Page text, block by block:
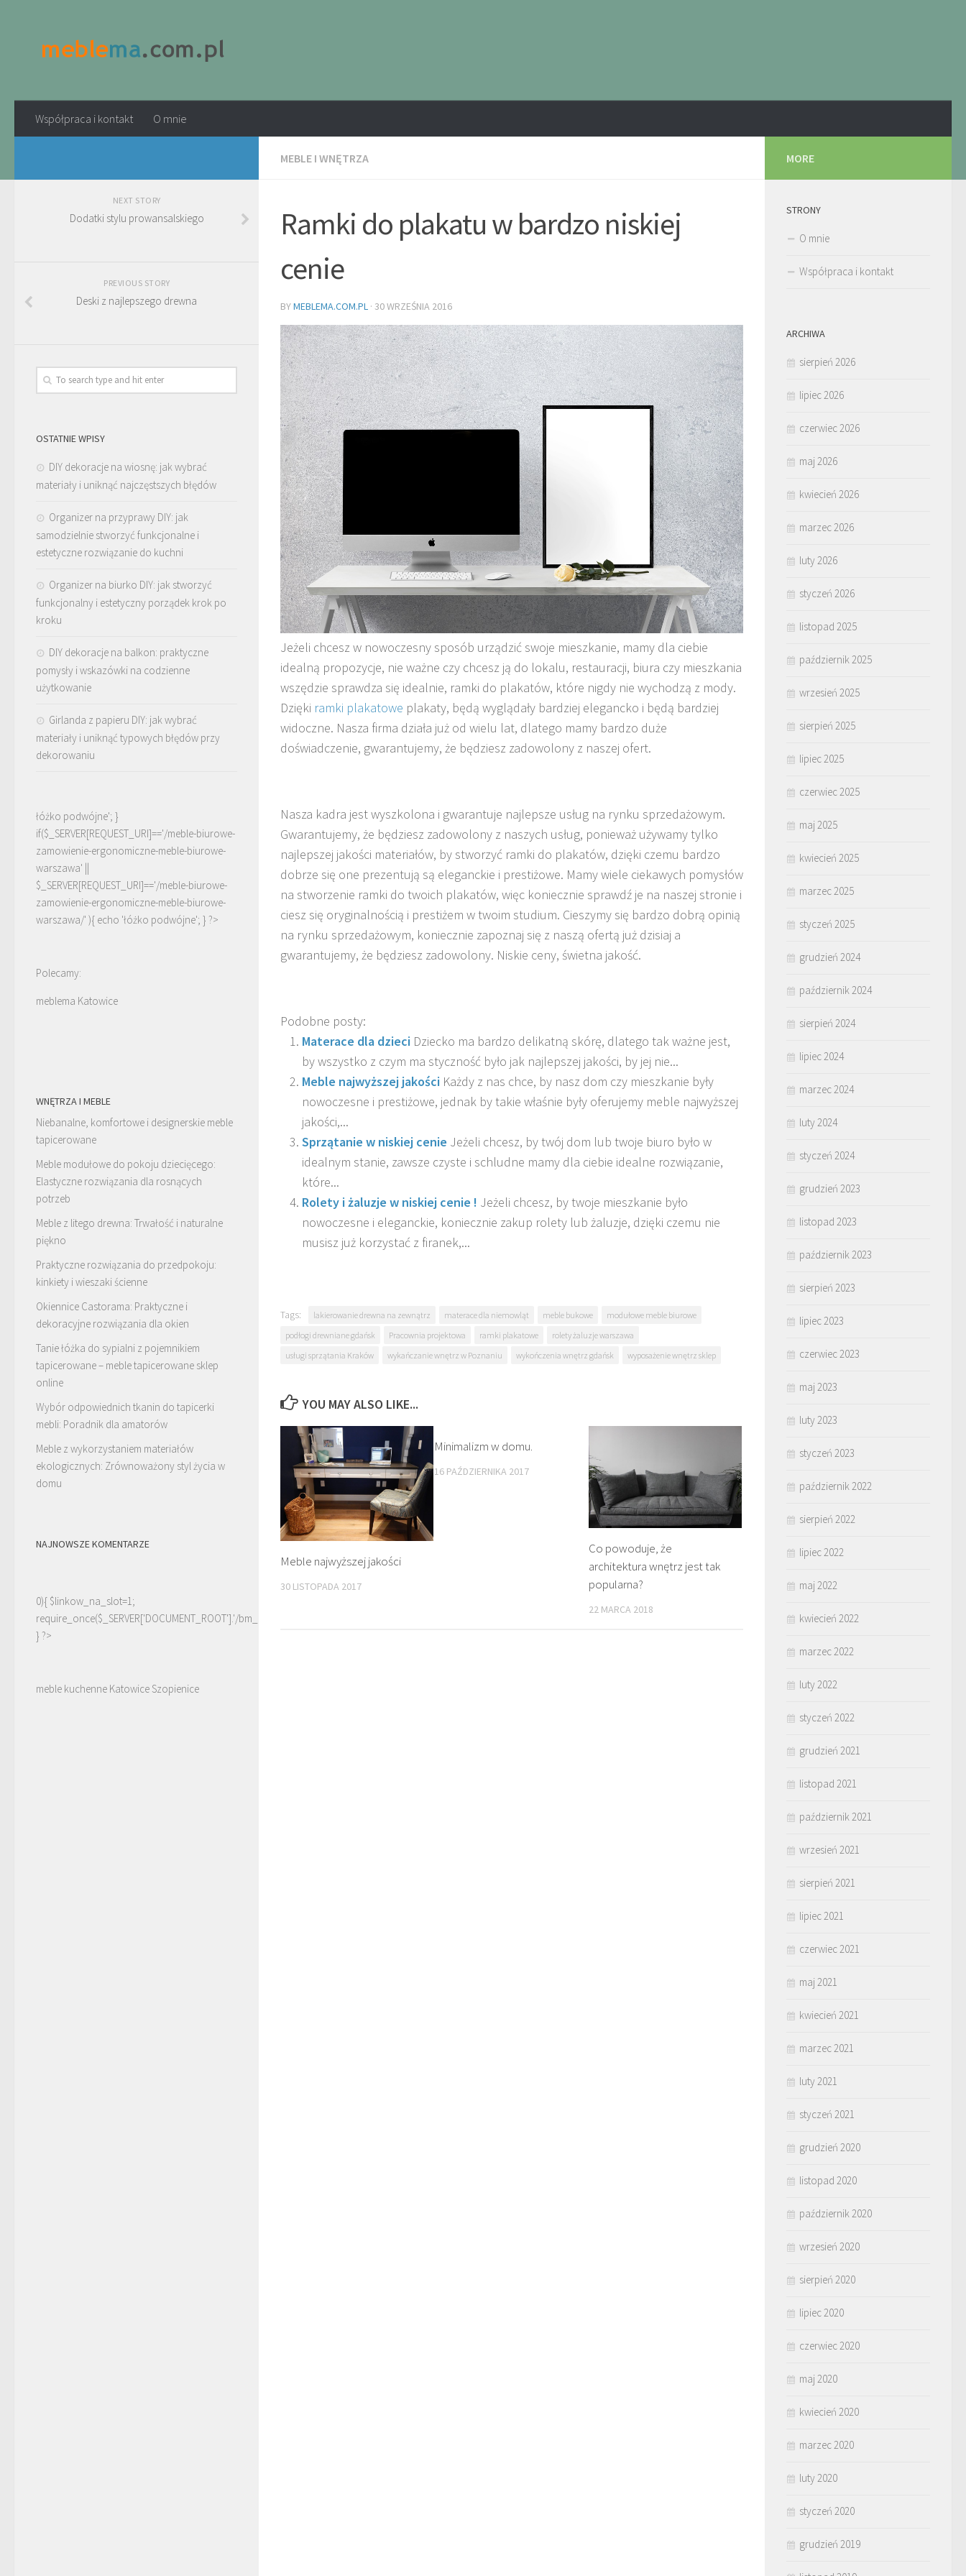
Współpraca i kontakt O mnie
MEBLE I WNĘTRZA
Ramki do plakatu w bardzo niskiej
cenie
BYMEBLEMA.COM.PL · 30 WRZEŚNIA 2016
Jeżeli chcesz w nowoczesny sposób urządzić swoje mieszkanie, mamy dla ciebie
idealną propozycje, nie ważne czy chcesz ją do lokalu, restauracji, biura czy mieszkania
wszędzie sprawdza się idealnie, ramki do plakatów, które nigdy nie wychodzą z mody.
Dzięki ramki plakatowe plakaty, będą wyglądały bardziej elegancko i będą bardziej
widoczne. Nasza firma działa już od wielu lat, dlatego mamy bardzo duże
doświadczenie, gwarantujemy, że będziesz zadowolony z naszej ofert.
Nasza kadra jest wyszkolona i gwarantuje najlepsze usług na rynku sprzedażowym.
Gwarantujemy, że będziesz zadowolony z naszych usług, ponieważ używamy tylko
najlepszej jakości materiałów, by stworzyć ramki do plakatów, dzięki czemu bardzo
dobrze się one prezentują są eleganckie i prestiżowe. Mamy wiele ciekawych pomysłów
na stworzenie ramki do twoich plakatów, więc koniecznie sprawdź je na naszej stronie i
ciesz się oryginalnością i prestiżem w twoim studium. Cieszymy się bardzo dobrą opinią
na rynku sprzedażowym, koniecznie zapoznaj się z naszą ofertą już dzisiaj a
gwarantujemy, że będziesz zadowolony. Niskie ceny, świetna jakość.
Podobne posty:
Materace dla dzieci Dziecko ma bardzo delikatną skórę, dlatego tak ważne jest,
by wszystko z czym ma styczność było jak najlepszej jakości, by jej nie...
Meble najwyższej jakości Każdy z nas chce, by nasz dom czy mieszkanie były
nowoczesne i prestiżowe, jednak by takie właśnie były oferujemy meble najwyższej
jakości,...
Sprzątanie w niskiej cenie Jeżeli chcesz, by twój dom lub twoje biuro było w
idealnym stanie, zawsze czyste i schludne mamy dla ciebie idealne rozwiązanie,
które...
Rolety i żaluzje w niskiej cenie ! Jeżeli chcesz, by twoje mieszkanie było
nowoczesne i eleganckie, koniecznie zakup rolety lub żaluzje, dzięki czemu nie
musisz już korzystać z firanek,...
Tags: lakierowanie drewna na zewnątrz materace dla niemowląt meble bukowe
modułowe meble biurowe
podłogi drewniane gdańsk
Pracownia projektowa ramki plakatowe
rolety żaluzje warszawa
usługi sprzątania Kraków
wykańczanie wnętrz w Poznaniu wykończenia wnętrz gdańsk wyposażenie wnętrz sklep
YOU MAY ALSO LIKE...
Meble najwyższej jakości
30 LISTOPADA 2017
Minimalizm w domu.
16 PAŹDZIERNIKA 2017
Co powoduje, że
architektura wnętrz jest tak
popularna?
22 MARCA 2018
NEXT STORY
Dodatki stylu prowansalskiego
PREVIOUS STORY
Deski z najlepszego drewna
OSTATNIE WPISY
DIY dekoracje na wiosnę: jak wybrać
materiały i uniknąć najczęstszych błędów
Organizer na przyprawy DIY: jak
samodzielnie stworzyć funkcjonalne i
estetyczne rozwiązanie do kuchni
Organizer na biurko DIY: jak stworzyć
funkcjonalny i estetyczny porządek krok po
kroku
DIY dekoracje na balkon: praktyczne
pomysły i wskazówki na codzienne
użytkowanie
Girlanda z papieru DIY: jak wybrać
materiały i uniknąć typowych błędów przy
dekorowaniu
łóżko podwójne'; }
if($_SERVER[REQUEST_URI]=='/meble-biurowe-
zamowienie-ergonomiczne-meble-biurowe-
warszawa' ||
$_SERVER[REQUEST_URI]=='/meble-biurowe-
zamowienie-ergonomiczne-meble-biurowe-
warszawa/' ){ echo 'łóżko podwójne'; } ?>
Polecamy:
meblema Katowice
WNĘTRZA I MEBLE
Niebanalne, komfortowe i designerskie meble
tapicerowane
Meble modułowe do pokoju dziecięcego:
Elastyczne rozwiązania dla rosnących
potrzeb
Meble z litego drewna: Trwałość i naturalne
piękno
Praktyczne rozwiązania do przedpokoju:
kinkiety i wieszaki ścienne
Okiennice Castorama: Praktyczne i
dekoracyjne rozwiązania dla okien
Tanie łóżka do sypialni z pojemnikiem
tapicerowane – meble tapicerowane sklep
online
Wybór odpowiednich tkanin do tapicerki
mebli: Poradnik dla amatorów
Meble z wykorzystaniem materiałów
ekologicznych: Zrównoważony styl życia w
domu
NAJNOWSZE KOMENTARZE
0){ $linkow_na_slot=1;
require_once($_SERVER['DOCUMENT_ROOT'].'/bm_linki.php');
} ?>
meble kuchenne Katowice Szopienice
MORE
STRONY
O mnie
Współpraca i kontakt
ARCHIWA
sierpień 2026
lipiec 2026
czerwiec 2026
maj 2026
kwiecień 2026
marzec 2026
luty 2026
styczeń 2026
listopad 2025
październik 2025
wrzesień 2025
sierpień 2025
lipiec 2025
czerwiec 2025
maj 2025
kwiecień 2025
marzec 2025
styczeń 2025
grudzień 2024
październik 2024
sierpień 2024
lipiec 2024
marzec 2024
luty 2024
styczeń 2024
grudzień 2023
listopad 2023
październik 2023
sierpień 2023
lipiec 2023
czerwiec 2023
maj 2023
luty 2023
styczeń 2023
październik 2022
sierpień 2022
lipiec 2022
maj 2022
kwiecień 2022
marzec 2022
luty 2022
styczeń 2022
grudzień 2021
listopad 2021
październik 2021
wrzesień 2021
sierpień 2021
lipiec 2021
czerwiec 2021
maj 2021
kwiecień 2021
marzec 2021
luty 2021
styczeń 2021
grudzień 2020
listopad 2020
październik 2020
wrzesień 2020
sierpień 2020
lipiec 2020
czerwiec 2020
maj 2020
kwiecień 2020
marzec 2020
luty 2020
styczeń 2020
grudzień 2019